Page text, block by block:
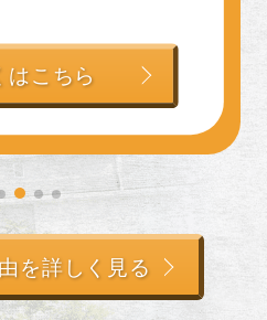
はこちら
を詳しく見る